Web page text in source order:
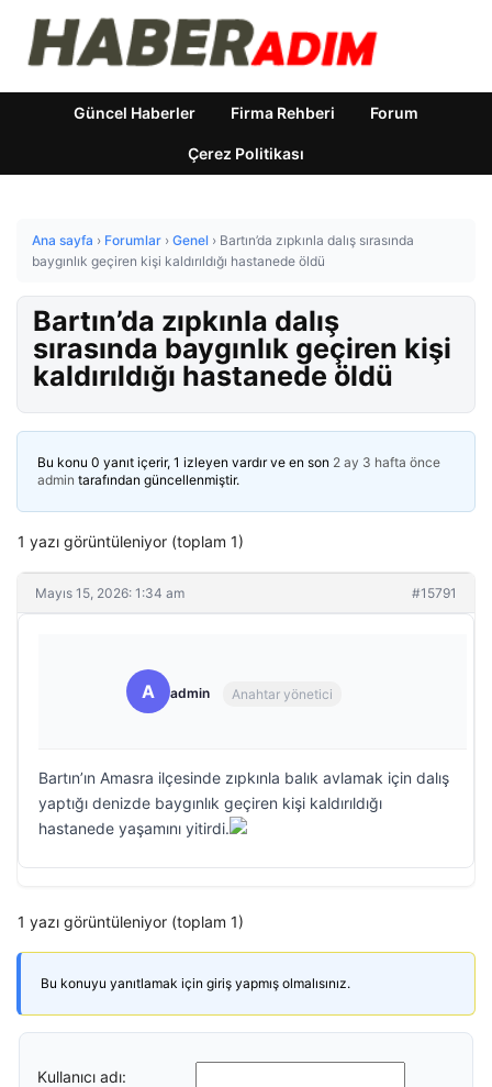
Güncel Haberler Firma Rehberi Forum
Çerez Politikası
Ana sayfa › Forumlar › Genel › Bartın’da zıpkınla dalış sırasında
baygınlık geçiren kişi kaldırıldığı hastanede öldü
Bartın’da zıpkınla dalış
sırasında baygınlık geçiren kişi
kaldırıldığı hastanede öldü
Bu konu 0 yanıt içerir, 1 izleyen vardır ve en son 2 ay 3 hafta önce
admin tarafından güncellenmiştir.
1 yazı görüntüleniyor (toplam 1)
Mayıs 15, 2026: 1:34 am #15791
A admin Anahtar yönetici
Bartın’ın Amasra ilçesinde zıpkınla balık avlamak için dalış
yaptığı denizde baygınlık geçiren kişi kaldırıldığı
hastanede yaşamını yitirdi.
1 yazı görüntüleniyor (toplam 1)
Bu konuyu yanıtlamak için giriş yapmış olmalısınız.
Kullanıcı adı: